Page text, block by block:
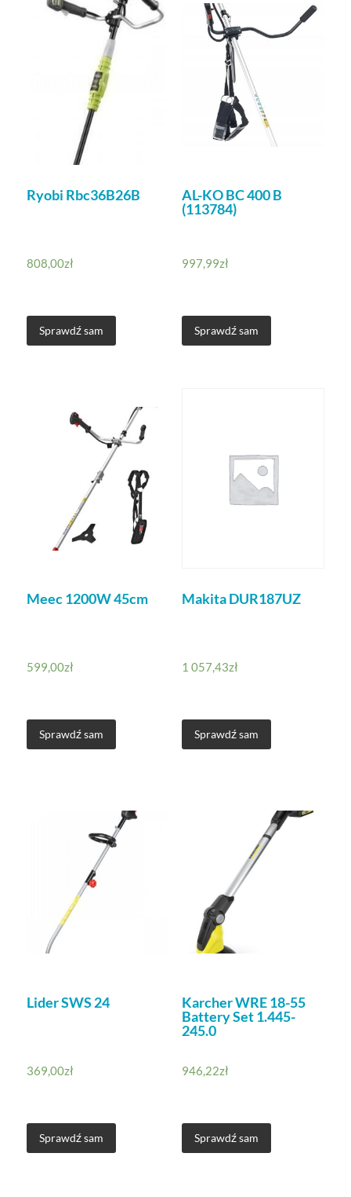
Ryobi Rbc36B26B
808,00zł
Sprawdź sam
AL-KO BC 400 B
(113784)
997,99zł
Sprawdź sam
Meec 1200W 45cm
599,00zł
Sprawdź sam
Makita DUR187UZ
1 057,43zł
Sprawdź sam
Lider SWS 24
369,00zł
Sprawdź sam
Karcher WRE 18-55
Battery Set 1.445-
245.0
946,22zł
Sprawdź sam